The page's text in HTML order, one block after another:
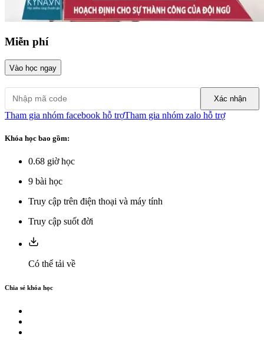
Miễn phí
Vào học ngay
Xác nhận
Tham gia nhóm facebook hỗ trợTham gia nhóm zalo hỗ trợ
Khóa học bao gồm:
0.68 giờ học
9 bài học
Truy cập trên điện thoại và máy tính
Truy cập suốt đời
Có thể tải về
Chia sẻ khóa học